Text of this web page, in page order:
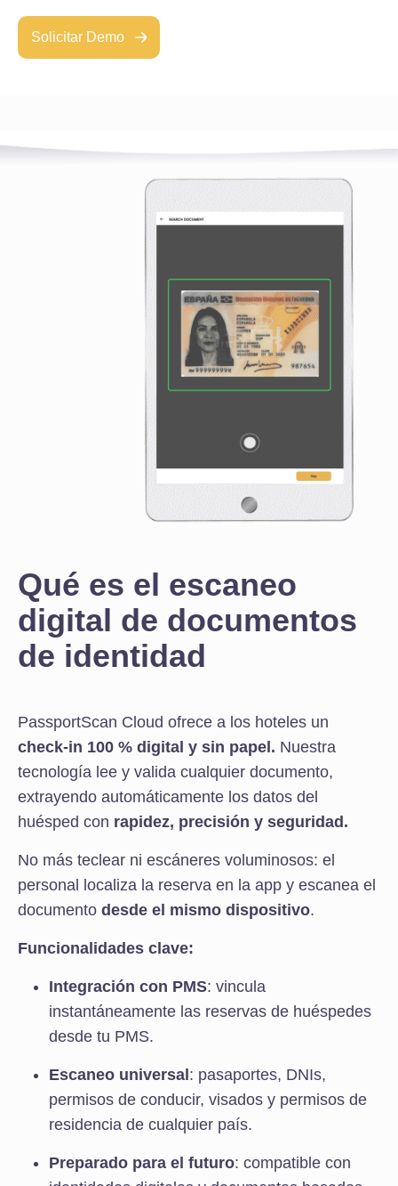
Solicitar Demo
Qué es el escaneo
digital de documentos
de identidad
PassportScan Cloud ofrece a los hoteles un
check-in 100 % digital y sin papel. Nuestra
tecnología lee y valida cualquier documento,
extrayendo automáticamente los datos del
huésped con rapidez, precisión y seguridad.
No más teclear ni escáneres voluminosos: el
personal localiza la reserva en la app y escanea el
documento desde el mismo dispositivo.
Funcionalidades clave:
Integración con PMS: vincula
instantáneamente las reservas de huéspedes
desde tu PMS.
Escaneo universal : pasaportes, DNIs,
permisos de conducir, visados y permisos de
residencia de cualquier país.
Preparado para el futuro: compatible con